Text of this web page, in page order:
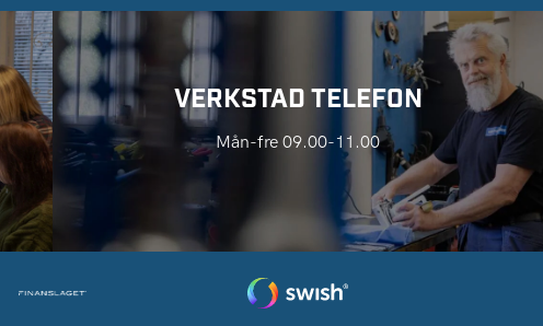
VERKSTAD TELEFON
Mån-fre 09.00-11.00